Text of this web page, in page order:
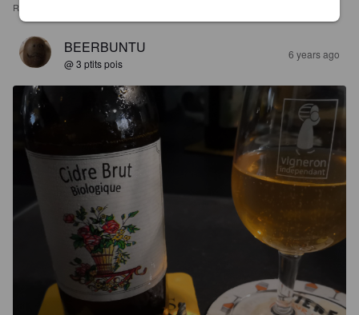
REVIEWS
BEERBUNTU
@ 3 ptits pois
6 years ago